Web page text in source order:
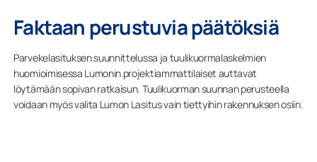
Faktaan perustuvia päätöksiä
Parvekelasituksen suunnittelussa ja tuulikuormalaskelmien
huomioimisessa Lumonin projektiammattilaiset auttavat
löytämään sopivan ratkaisun. Tuulikuorman suunnan perusteella
voidaan myös valita Lumon Lasitus vain tiettyihin rakennuksen osiin.